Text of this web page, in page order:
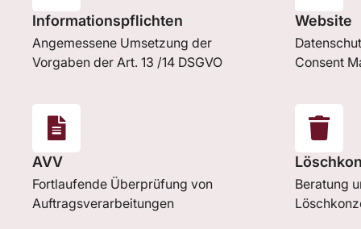
Informationspflichten
Angemessene Umsetzung der
Vorgaben der Art. 13 /14 DSGVO
Website
Consent
AVV
Fortlaufende Überprüfung von
Auftragsverarbeitungen
Beratung